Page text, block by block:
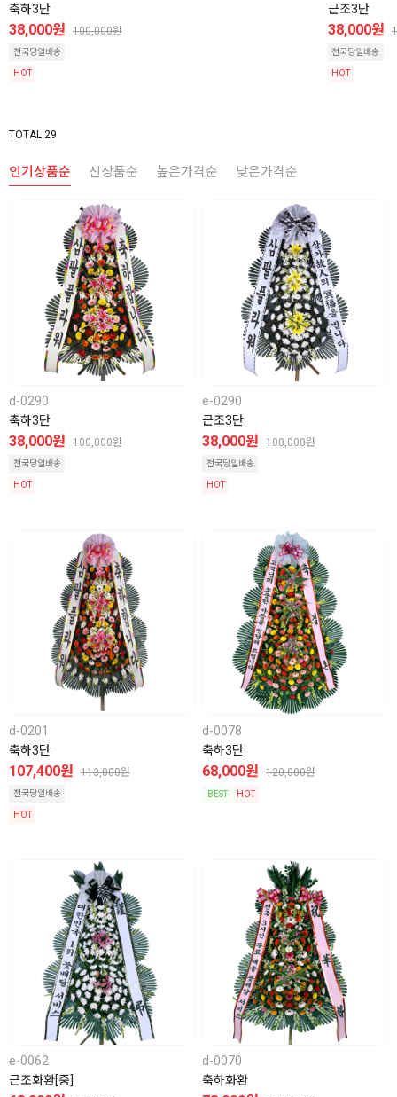
축하3단
38,000원 100,000원
전국당일배송
HOT
근조3단
38,000원
전국당일배송
HOT
TOTAL 29
인기상품순 신상품순 높은가격순 낮은가격순
d-0290
축하3단
38,000원 100,000원
전국당일배송
HOT
e-0290
근조3단
38,000원 100,000원
전국당일배송
HOT
d-0201
축하3단
107,400원 113,000원
전국당일배송
HOT
d-0078
축하3단
68,000원 120,000원
BEST HOT
e-0062
근조화환[중]
d-0070
축하화환